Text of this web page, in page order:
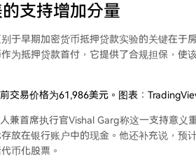
支持增加分量
于早期加密货币抵押贷款实验的关键在于
为抵押贷款首付，它提供了合规担保，使
交易价格为61,986美元。图表：
兼首席执行官Vishal Garg称这一支持意义
放在银行账户中的现金。他还补充说，预
币化股票。